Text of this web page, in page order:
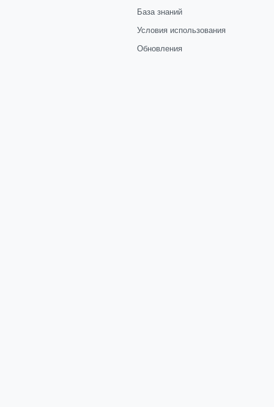
База знаний
Условия использования
Обновления